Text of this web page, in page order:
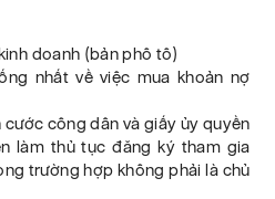
doanh (bản phô tô)
nhất về việc mua khoản nợ
công dân và giấy ủy quyền
làm thủ tục đăng ký tham gia
trường hợp không phải là chủ